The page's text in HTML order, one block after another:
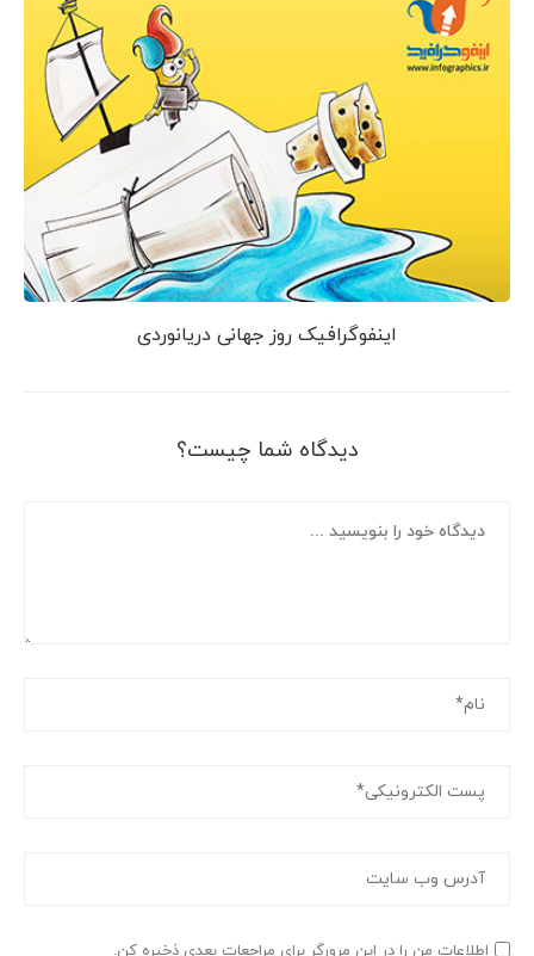
اینفوگرافیک روز جهانی دریانوردی
دیدگاه شما چیست؟
اطلاعات من را در این مرورگر برای مراجعات بعدی ذخیره کن.